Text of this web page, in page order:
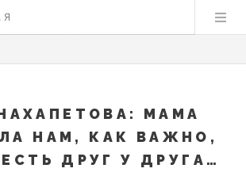
МАМА
НАМ, КАК ВАЖНО,
ДРУГ У ДРУГА…